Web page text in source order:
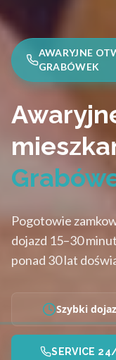
AWARYJNE
GRABÓWEK
Pogotowie
dojazd 15–30
ponad 30 lat
Szybki
SERVICE